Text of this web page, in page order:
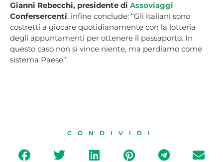
Gianni Rebecchi, presidente di Assoviaggi
Confersercenti, infine conclude: “Gli italiani sono
costretti a giocare quotidianamente con la lotteria
degli appuntamenti per ottenere il passaporto. In
questo caso non si vince niente, ma perdiamo come
sistema Paese”.
CONDIVIDI